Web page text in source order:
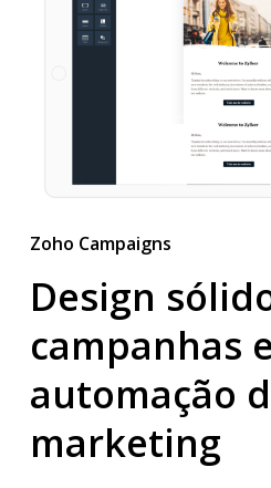
Zoho Campaigns
Design
campanhas e
automação
marketing